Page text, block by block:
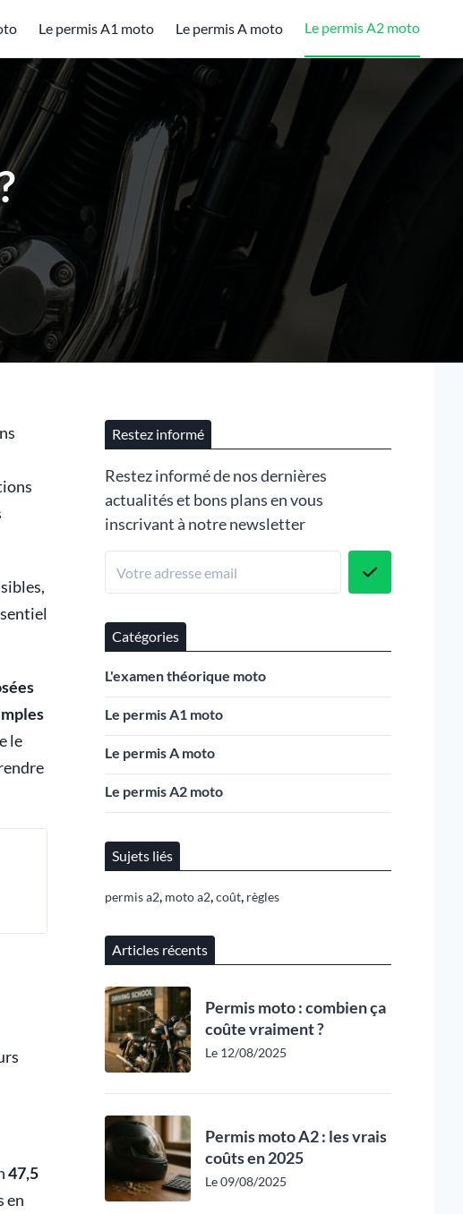
Le permis A1 moto Le permis A moto Le permis A2 moto
le
47,5
en
Restez informé
Restez informé de nos dernières
actualités et bons plans en vous
inscrivant à notre newsletter
Catégories
L'examen théorique moto
Le permis A1 moto
Le permis A moto
Le permis A2 moto
Sujets liés
permis a2, moto a2,coût, règles
Articles récents
Permis moto : combien ça
coûte vraiment ?
Le 12/08/2025
Permis moto A2 : les vrais
coûts en 2025
Le 09/08/2025